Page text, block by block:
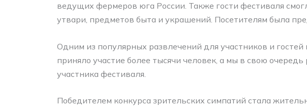
ведущих фермеров юга России. Также гости фестиваля
утвари, предметов быта и украшений. Посетителям была
Одним из популярных развлечений для участников и
приняло участие более тысячи человек, а мы в свою
участника фестиваля.
Победителем конкурса зрительских симпатий стала